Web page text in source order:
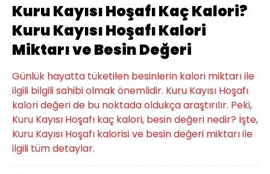
Kuru Kayısı Hoşafı Kaç Kalori?
Kuru Kayısı Hoşafı Kalori
Miktarı ve Besin Değeri
Günlük hayatta tüketilen besinlerin kalori miktarı ile
ilgili bilgili sahibi olmak önemlidir. Kuru Kayısı Hoşafı
kalori değeri de bu noktada oldukça araştırılır. Peki,
Kuru Kayısı Hoşafı kaç kalori, besin değeri nedir? İşte,
Kuru Kayısı Hoşafı kalorisi ve besin değeri miktarı ile
ilgili tüm detaylar.